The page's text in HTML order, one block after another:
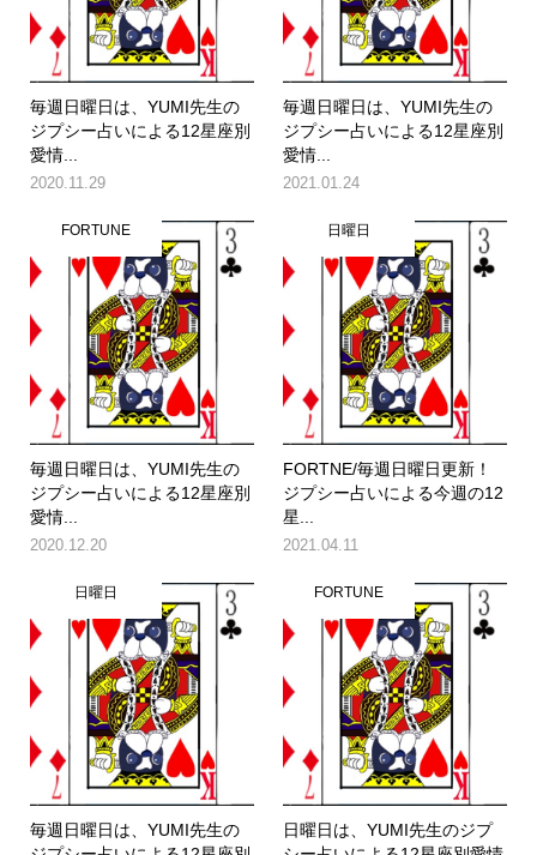
毎週日曜日は、YUMI先生の
ジプシー占いによる12星座別
愛情...
2020.11.29
毎週日曜日は、YUMI先生の
ジプシー占いによる12星座別
愛情...
2021.01.24
FORTUNE
毎週日曜日は、YUMI先生の
ジプシー占いによる12星座別
愛情...
2020.12.20
日曜日
FORTNE/毎週日曜日更新！
ジプシー占いによる今週の12
星...
2021.04.11
日曜日
毎週日曜日は、YUMI先生の
FORTUNE
日曜日は、YUMI先生のジプ